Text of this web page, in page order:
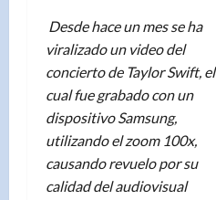
Desde hace un mes se ha
viralizado un video del
concierto de Taylor Swift, el
cual fue grabado con un
dispositivo Samsung,
utilizando el zoom 100x,
causando revuelo por su
calidad del audiovisual